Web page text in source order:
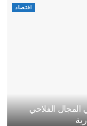
اقتصاد
المجال الفلاحي